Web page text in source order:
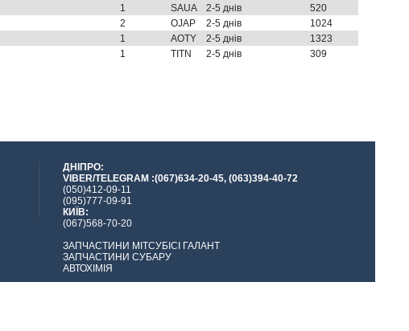
1 SAUA 2-5 днів
520
2 OJAP 2-5 днів
1024
1 AOTY 2-5 днів
1323
1 TITN 2-5 днів 309
ДНІПРО:
VIBER/TELEGRAM :(067)634-20-45, (063)394-40-72
(050)412-09-11
(095)777-09-91
КИЇВ:
(067)568-70-20
ЗАПЧАСТИНИ МІТСУБІСІ ГАЛАНТ
ЗАПЧАСТИНИ СУБАРУ
АВТОХІМІЯ